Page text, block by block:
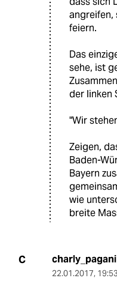
angreifen,
feiern.
Das
sehe, ist
der linken
"Wir
Zeigen,
Baden-
Bayern
wie
breite
C
22.01.2017,